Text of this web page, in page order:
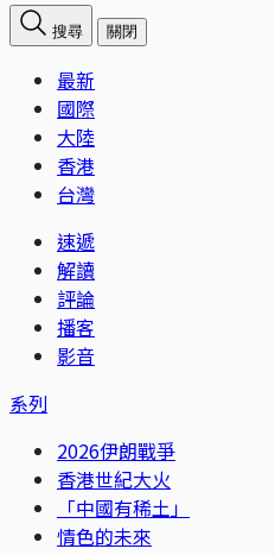
搜尋 關閉
最新
國際
大陸
香港
台灣
速遞
解讀
評論
播客
影音
系列
2026伊朗戰爭
香港世紀大火
「中國有稀土」
情色的未來